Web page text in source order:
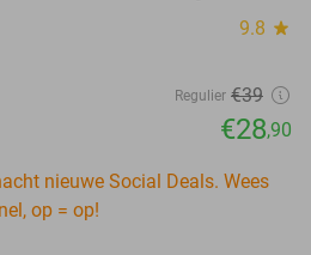
9.8 star
Regulier €39
€28,90
nieuwe Social Deals. Wees
op = op!